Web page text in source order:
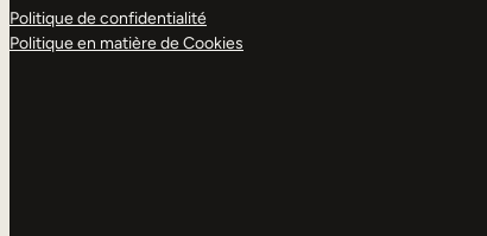
Politique de confidentialité
Politique en matière de Cookies